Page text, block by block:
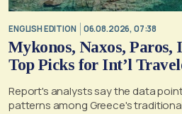
ENGLISH EDITION 06.08.2026, 07:38
Mykonos, Naxos, Paros,
Top Picks for Int’l
Report's analysts say the data
patterns among Greece's